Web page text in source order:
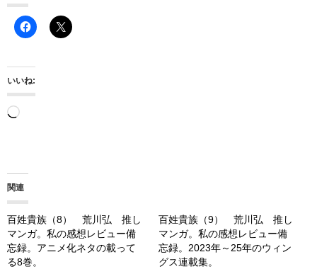
いいね:
読
み
中…
関連
百姓貴族（8） 荒川弘 推し
マンガ。私の感想レビュー備
忘録。アニメ化ネタの載って
る8巻。
百姓貴族（9） 荒川弘 推し
マンガ。私の感想レビュー備
忘録。2023年～25年のウィン
グス連載集。